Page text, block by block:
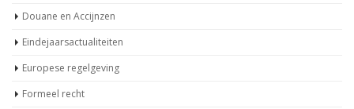
Douane en Accijnzen
Eindejaarsactualiteiten
Europese regelgeving
Formeel recht